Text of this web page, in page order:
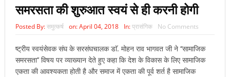
समरसता की शुरुआत स्वयं से ही करनी होगी
Posted By:समुत्कर्ष on:April 04, 2018 In:प्रासंगिक No Comments
ष्ट्रीय स्वयंसेवक संघ के सरसंघचालक डाॅ. मोहन राव भागवत जी ने ‘‘सामाजिक
समरसता’’ विषय पर व्याख्यान देते हुए कहा कि देश के विकास के लिए सामाजिक
एकता की आवश्यकता होती है और समाज में एकता की पूर्व शर्त है सामाजिक